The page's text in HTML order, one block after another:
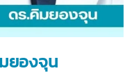
ยองจุน